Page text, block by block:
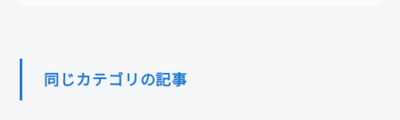
同じカテゴリの記事